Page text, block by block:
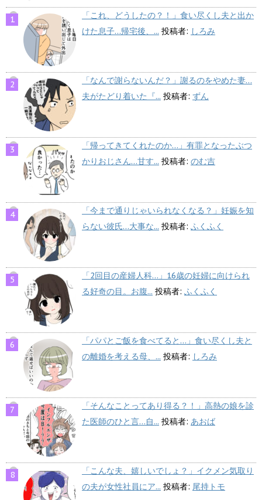
「これ、どうしたの？！」食い尽くし夫と出か
けた息子…帰宅後、... 投稿者: しろみ
「なんで謝らないんだ？」謝るのをやめた妻…
夫がたどり着いた『... 投稿者: ずん
「帰ってきてくれたのか…」有罪となったぶつ
かりおじさん…甘す... 投稿者: のむ吉
「今まで通りじゃいられなくなる？」妊娠を知
らない彼氏…大事な... 投稿者: ふくふく
「2回目の産婦人科…」16歳の妊婦に向けられ
る好奇の目。お腹... 投稿者: ふくふく
「パパとご飯を食べてると…」食い尽くし夫と
の離婚を考える母、... 投稿者: しろみ
「そんなことってあり得る？！」高熱の娘を診
た医師のひと言…自... 投稿者: あおば
「こんな夫、嬉しいでしょ？」イクメン気取り
の夫が女性社員にア... 投稿者: 尾持トモ